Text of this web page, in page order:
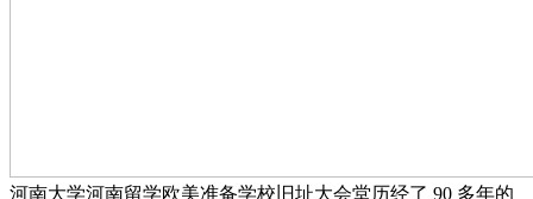
河南大学河南留学欧美准备学校旧址大会堂历经了 90 多年的